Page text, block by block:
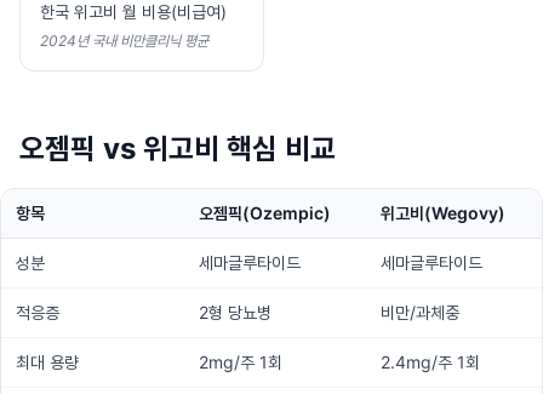
한국 위고비 월 비용(비급여)
2024년 국내 비만클리닉 평균
오젬픽 vs 위고비 핵심 비교
항목 오젬픽(Ozempic) 위고비(Wegovy)
성분 세마글루타이드 세마글루타이드
적응증 2형 당뇨병 비만/과체중
최대 용량 2mg/주 1회 2.4mg/주 1회